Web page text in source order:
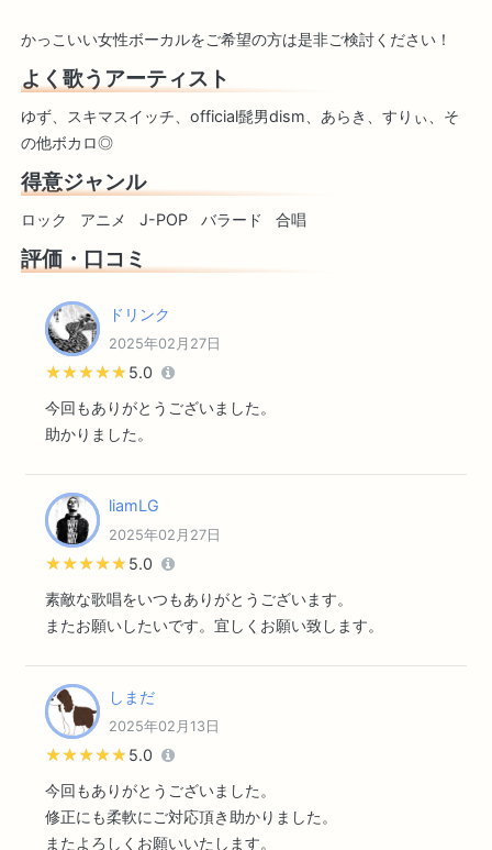
かっこいい女性ボーカルをご希望の方は是非ご検討ください！
よく歌うアーティスト
ゆず、スキマスイッチ、official髭男dism、あらき、すりぃ、そ
の他ボカロ◎
得意ジャンル
ロック アニメ J-POP バラード 合唱
評価・口コミ
ドリンク
2025年02月27日
★★★★★
★★★★★ 5.0
今回もありがとうございました。
助かりました。
liamLG
2025年02月27日
★★★★★
★★★★★ 5.0
素敵な歌唱をいつもありがとうございます。
またお願いしたいです。宜しくお願い致します。
しまだ
2025年02月13日
★★★★★
★★★★★ 5.0
今回もありがとうございました。
修正にも柔軟にご対応頂き助かりました。
またよろしくお願いいたします。